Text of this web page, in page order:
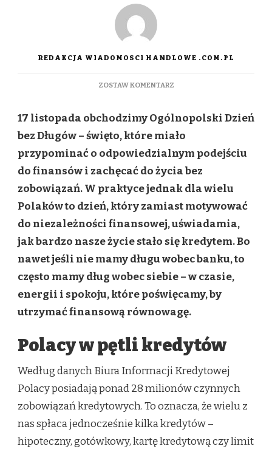
REDAKCJA WIADOMOSCI HANDLOWE .COM.PL
ZOSTAW KOMENTARZDO
DŁUGÓW
–
DLACZEGO
W
POLSCE
TO
WCIĄŻ
A
NIE
17 listopada obchodzimy Ogólnopolski Dzień
bez Długów – święto, które miało
przypominać o odpowiedzialnym podejściu
do finansów i zachęcać do życia bez
zobowiązań. W praktyce jednak dla wielu
Polaków to dzień, który zamiast motywować
do niezależności finansowej, uświadamia,
jak bardzo nasze życie stało się kredytem. Bo
nawet jeśli nie mamy długu wobec banku, to
często mamy dług wobec siebie – w czasie,
energii i spokoju, które poświęcamy, by
utrzymać finansową równowagę.
Polacy w pętli kredytów
Według danych Biura Informacji Kredytowej
Polacy posiadają ponad 28 milionów czynnych
zobowiązań kredytowych. To oznacza, że wielu z
nas spłaca jednocześnie kilka kredytów –
hipoteczny, gotówkowy, kartę kredytową czy limit